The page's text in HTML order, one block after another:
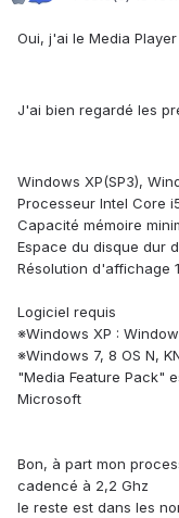
Oui, j'ai le Media Player
J'ai bien regardé les
Windows XP(SP3),
Processeur Intel Core
Capacité mémoire
Espace du disque dur
Résolution d'affichage
Logiciel requis
※Windows XP :
※Windows 7, 8 OS N,
"Media Feature Pack"
Microsoft
Bon, à part mon
cadencé à 2,2 Ghz
le reste est dans les